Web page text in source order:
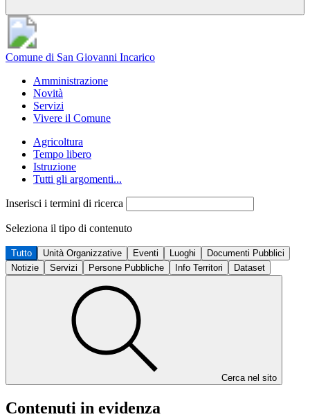
Comune di San Giovanni Incarico
Amministrazione
Novità
Servizi
Vivere il Comune
Agricoltura
Tempo libero
Istruzione
Tutti gli argomenti...
Inserisci i termini di ricerca
Seleziona il tipo di contenuto
Tutto Unità Organizzative Eventi Luoghi
Documenti Pubblici
Notizie
Servizi Persone Pubbliche Info Territori Dataset
Cerca nel sito
Contenuti in evidenza